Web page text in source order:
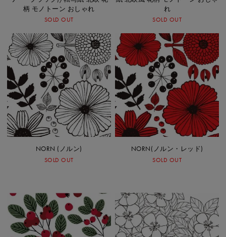
柄 モノトーン おしゃれ
SOLD OUT
れ
SOLD OUT
NORN (ノルン)
SOLD OUT
NORN(ノルン・レッド)
SOLD OUT